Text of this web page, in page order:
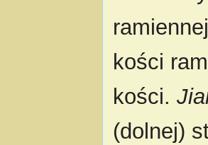
kości
kości.
(dolnej)